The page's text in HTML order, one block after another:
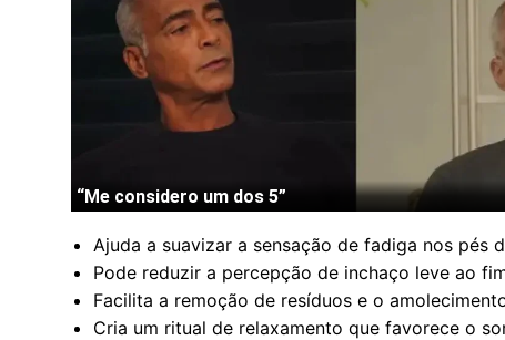
Ajuda a suavizar a sensação de fadiga nos
Pode reduzir a percepção de inchaço leve ao
Facilita a remoção de resíduos e o
Cria um ritual de relaxamento que favorece o